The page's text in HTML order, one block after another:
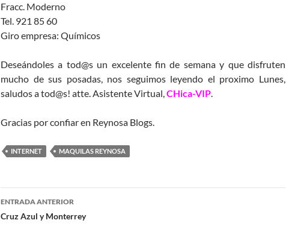
Fracc. Moderno
Tel. 921 85 60
Giro empresa: Químicos
Deseándoles a tod@s un excelente fin de semana y que disfruten
mucho de sus posadas, nos seguimos leyendo el proximo Lunes,
saludos a tod@s! atte. Asistente Virtual,CHica-VIP.
Gracias por confiar en Reynosa Blogs.
INTERNET MAQUILAS REYNOSA
Navegación
de
ENTRADA ANTERIOR
Cruz Azul y Monterrey